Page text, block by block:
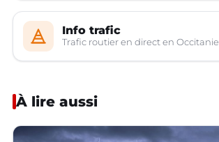
Info trafic
Trafic routier en direct en Occitanie
À lire aussi